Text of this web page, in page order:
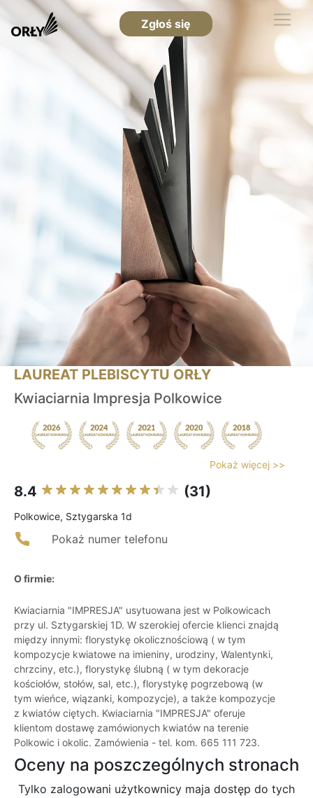
Zgłoś się
LAUREAT PLEBISCYTU ORŁY
Kwiaciarnia Impresja Polkowice
Pokaż więcej >>
8.4 (31)
Polkowice, Sztygarska 1d
Pokaż numer telefonu
O firmie:
Kwiaciarnia "IMPRESJA" usytuowana jest w Polkowicach
przy ul. Sztygarskiej 1D. W szerokiej ofercie klienci znajdą
między innymi: florystykę okolicznościową ( w tym
kompozycje kwiatowe na imieniny, urodziny, Walentynki,
chrzciny, etc.), florystykę ślubną ( w tym dekoracje
kościołów, stołów, sal, etc.), florystykę pogrzebową (w
tym wieńce, wiązanki, kompozycje), a także kompozycje
z kwiatów ciętych. Kwiaciarnia "IMPRESJA" oferuje
klientom dostawę zamówionych kwiatów na terenie
Polkowic i okolic. Zamówienia - tel. kom. 665 111 723.
Oceny na poszczególnych stronach
Tylko zalogowani użytkownicy maja dostęp do tych